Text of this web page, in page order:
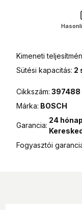
Kimeneti
Sütési kapacitás: 2
Cikkszám: 397488
Márka: BOSCH
Garancia:
24
Fogyasztói
MPL Posta (Postán